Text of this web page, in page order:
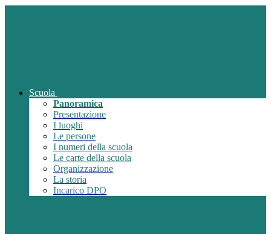
Scuola
Panoramica
Presentazione
I luoghi
Le persone
I numeri della scuola
Le carte della scuola
Organizzazione
La storia
Incarico DPO